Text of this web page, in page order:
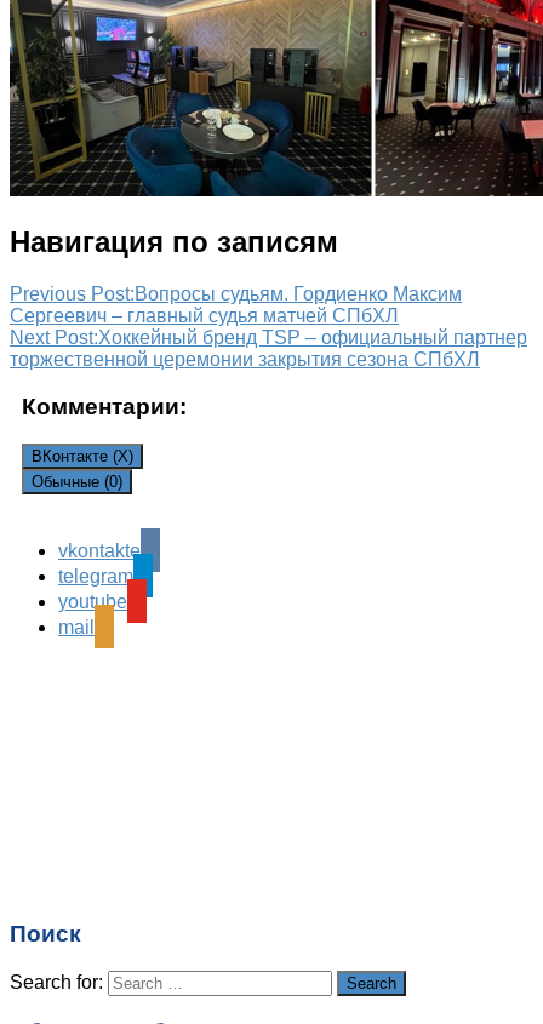
Навигация по записям
Previous Post:Вопросы судьям. Гордиенко Максим
Сергеевич – главный судья матчей СПбХЛ
Next Post:Хоккейный бренд TSP – официальный партнер
торжественной церемонии закрытия сезона СПбХЛ
Комментарии:
ВКонтакте (X)
Обычные (0)
Leave a Reply
Ваш адрес email не будет опубликован.
поля помечены
vkontakte
telegram
youtube
mail
Поиск
Search for: Search